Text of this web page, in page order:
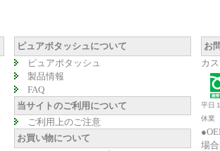
ピュアポタッシュについて
ピュアポタッシュ
製品情報
FAQ
当サイトのご利用について
ご利用上のご注意
お買い物について
お
カ
平日
休業
場